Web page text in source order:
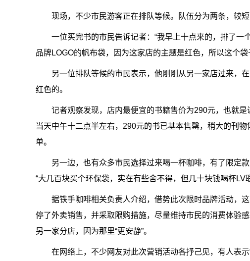
现场，不少市民游客正在排队等候。队伍分为两条，较
一位买完书的市民告诉记者：“我早上十点来的，排了
品牌LOGO的帆布袋，因为这家店的主题是红色，所以这个袋
另一位排队等候的市民表示，他刚刚从另一家店过来，
红色的。
记者观察发现，店内最便宜的书籍售价为290元，也就
当天中午十二点半左右，290元的书已基本售罄，稍大的刊
单。
另一边，也有众多市民选择过来喝一杯咖啡，有了限定
“大几百块买个环保袋，实在有些舍不得，但几十块钱喝杯
据铁手咖啡相关负责人介绍，借势此次限时品牌活动，
停了外卖销售，并采取限购措施，尽量维持市民的消费体验
另一家分店，因为那里“更安静”。
在网络上，不少网友对此次营销活动各抒己见，有人表